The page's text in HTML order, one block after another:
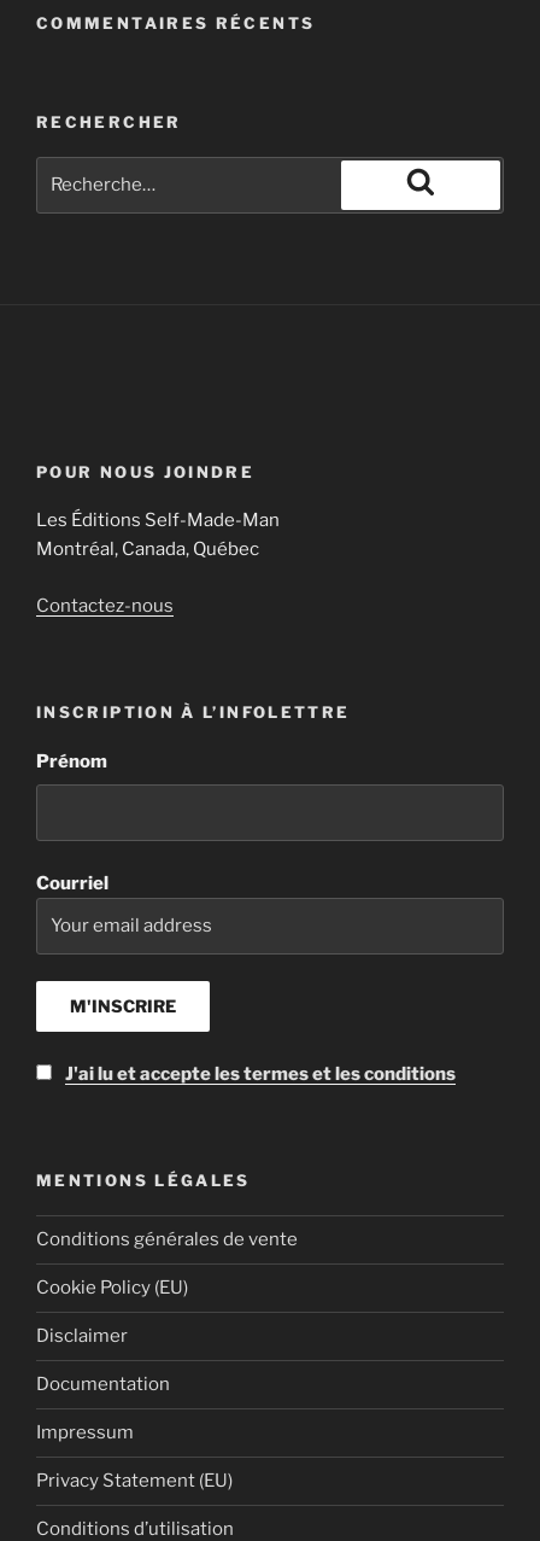
COMMENTAIRES RÉCENTS
RECHERCHER
POUR NOUS JOINDRE
Les Éditions Self-Made-Man
Montréal, Canada, Québec
Contactez-nous
INSCRIPTION À L’INFOLETTRE
Prénom
Courriel
J'ai lu et accepte les termes et les conditions
MENTIONS LÉGALES
Conditions générales de vente
Cookie Policy (EU)
Disclaimer
Documentation
Impressum
Privacy Statement (EU)
Conditions d’utilisation